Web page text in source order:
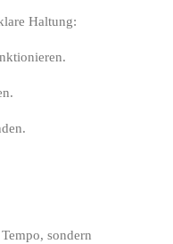
Haltung:
sondern